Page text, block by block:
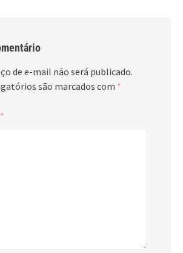
de e-mail não será publicado.
são marcados com *
*